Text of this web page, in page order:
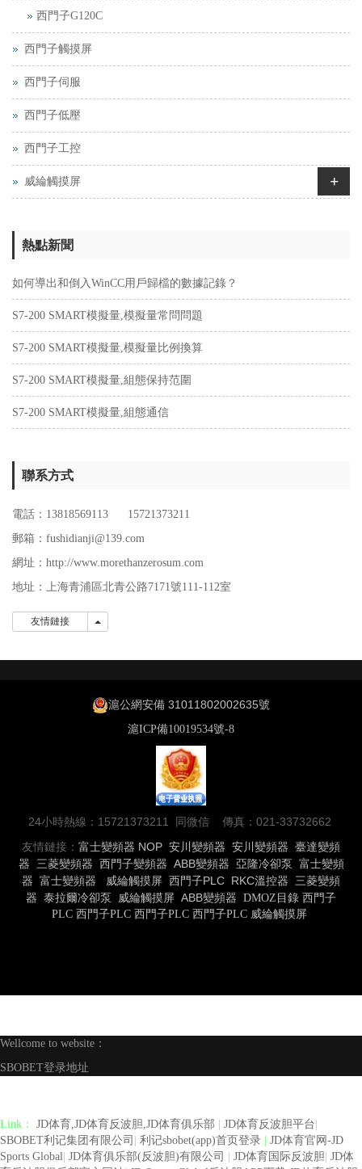
西門子G120C
西門子觸摸屏
西門子伺服
西門子低壓
西門子工控
威綸觸摸屏 +
熱點新聞
如何導出和倒入WinCC用戶歸檔的數據記錄？
S7-200 SMART模擬量,模擬量常問問題
S7-200 SMART模擬量,模擬量比例換算
S7-200 SMART模擬量,組態保持范圍
S7-200 SMART模擬量,組態通信
聯系方式
電話：13818569113 15721373211
郵箱：fushidianji@139.com
網址：http://www.morethanzerosum.com
地址：
上海青浦區北青公路7171號111-112室
友情鏈接
滬公網安備 31011802002635號
滬ICP備10019534號-8
24小時熱線：15721373211 同微信 傳真：021-33732662
友情鏈接： 富士變頻器 NOP 安川變頻器 安川變頻器 臺達變頻
器
三菱變頻器 西門子變頻器 ABB變頻器 亞隆冷卻泵 富士變頻
器 富士變頻器 威綸觸摸屏 西門子PLC RKC溫控器
三菱變頻
器 泰拉爾冷卻泵 威綸觸摸屏 ABB變頻器 DMOZ目錄 西門子
PLC 西門子PLC 西門子PLC 西門子PLC 威綸觸摸屏
Wellcome to website：
SBOBET登录地址
Link： JD体育,JD体育反波胆,JD体育俱乐部 JD体育反波胆平台
SBOBET利记集团有限公司
利记sbobet(app)首页登录
JD体育官网-JD
Sports Global JD体育俱乐部(反波胆)有限公司 JD体育国际反波胆 JD体